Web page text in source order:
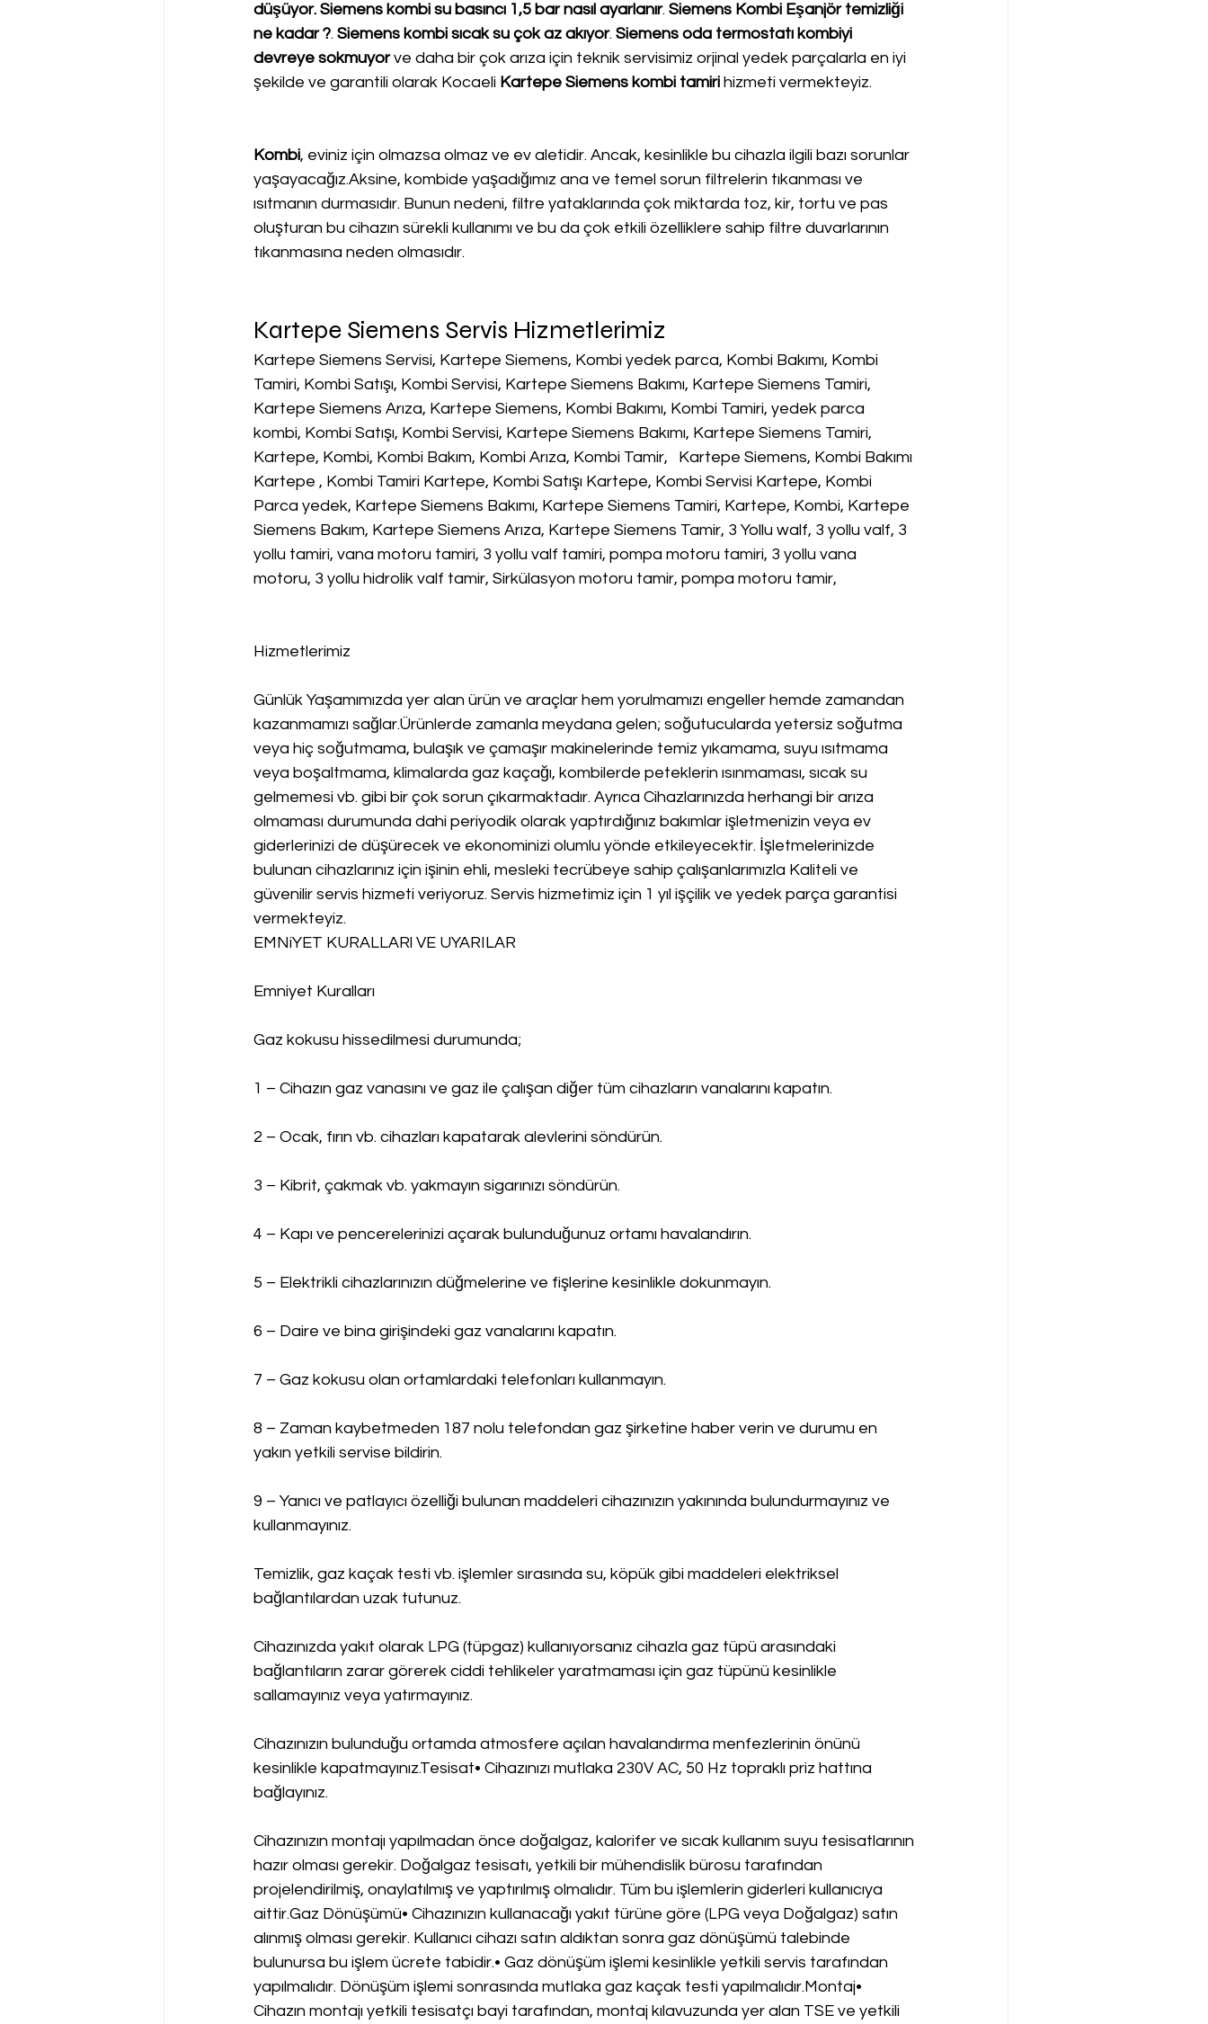
düşüyor. Siemens kombi su basıncı 1,5 bar nasıl ayarlanır. Siemens Kombi Eşanjör temizliği
ne kadar ?. Siemens kombi sıcak su çok az akıyor. Siemens oda termostatı kombiyi
devreye sokmuyor ve daha bir çok arıza için teknik servisimiz orjinal yedek parçalarla en iyi
şekilde ve garantili olarak Kocaeli Kartepe Siemens kombi tamiri hizmeti vermekteyiz.
Kombi, eviniz için olmazsa olmaz ve ev aletidir. Ancak, kesinlikle bu cihazla ilgili bazı sorunlar
yaşayacağız.Aksine, kombide yaşadığımız ana ve temel sorun filtrelerin tıkanması ve
ısıtmanın durmasıdır. Bunun nedeni, filtre yataklarında çok miktarda toz, kir, tortu ve pas
oluşturan bu cihazın sürekli kullanımı ve bu da çok etkili özelliklere sahip filtre duvarlarının
tıkanmasına neden olmasıdır.
Kartepe Siemens Servis Hizmetlerimiz
Kartepe Siemens Servisi, Kartepe Siemens, Kombi yedek parca, Kombi Bakımı, Kombi
Tamiri, Kombi Satışı, Kombi Servisi, Kartepe Siemens Bakımı, Kartepe Siemens Tamiri,
Kartepe Siemens Arıza, Kartepe Siemens, Kombi Bakımı, Kombi Tamiri, yedek parca
kombi, Kombi Satışı, Kombi Servisi, Kartepe Siemens Bakımı, Kartepe Siemens Tamiri,
Kartepe, Kombi, Kombi Bakım, Kombi Arıza, Kombi Tamir,   Kartepe Siemens, Kombi Bakımı
Kartepe , Kombi Tamiri Kartepe, Kombi Satışı Kartepe, Kombi Servisi Kartepe, Kombi
Parca yedek, Kartepe Siemens Bakımı, Kartepe Siemens Tamiri, Kartepe, Kombi, Kartepe
Siemens Bakım, Kartepe Siemens Arıza, Kartepe Siemens Tamir, 3 Yollu walf, 3 yollu valf, 3
yollu tamiri, vana motoru tamiri, 3 yollu valf tamiri, pompa motoru tamiri, 3 yollu vana
motoru, 3 yollu hidrolik valf tamir, Sirkülasyon motoru tamir, pompa motoru tamir,
Hizmetlerimiz
Günlük Yaşamımızda yer alan ürün ve araçlar hem yorulmamızı engeller hemde zamandan
kazanmamızı sağlar.Ürünlerde zamanla meydana gelen; soğutucularda yetersiz soğutma
veya hiç soğutmama, bulaşık ve çamaşır makinelerinde temiz yıkamama, suyu ısıtmama
veya boşaltmama, klimalarda gaz kaçağı, kombilerde peteklerin ısınmaması, sıcak su
gelmemesi vb. gibi bir çok sorun çıkarmaktadır. Ayrıca Cihazlarınızda herhangi bir arıza
olmaması durumunda dahi periyodik olarak yaptırdığınız bakımlar işletmenizin veya ev
giderlerinizi de düşürecek ve ekonominizi olumlu yönde etkileyecektir. İşletmelerinizde
bulunan cihazlarınız için işinin ehli, mesleki tecrübeye sahip çalışanlarımızla Kaliteli ve
güvenilir servis hizmeti veriyoruz. Servis hizmetimiz için 1 yıl işçilik ve yedek parça garantisi
vermekteyiz.
EMNiYET KURALLARl VE UYARILAR
Emniyet Kuralları
Gaz kokusu hissedilmesi durumunda;
1 – Cihazın gaz vanasını ve gaz ile çalışan diğer tüm cihazların vanalarını kapatın.
2 – Ocak, fırın vb. cihazları kapatarak alevlerini söndürün.
3 – Kibrit, çakmak vb. yakmayın sigarınızı söndürün.
4 – Kapı ve pencerelerinizi açarak bulunduğunuz ortamı havalandırın.
5 – Elektrikli cihazlarınızın düğmelerine ve fişlerine kesinlikle dokunmayın.
6 – Daire ve bina girişindeki gaz vanalarını kapatın.
7 – Gaz kokusu olan ortamlardaki telefonları kullanmayın.
8 – Zaman kaybetmeden 187 nolu telefondan gaz şirketine haber verin ve durumu en
yakın yetkili servise bildirin.
9 – Yanıcı ve patlayıcı özelliği bulunan maddeleri cihazınızın yakınında bulundurmayınız ve
kullanmayınız.
Temizlik, gaz kaçak testi vb. işlemler sırasında su, köpük gibi maddeleri elektriksel
bağlantılardan uzak tutunuz.
Cihazınızda yakıt olarak LPG (tüpgaz) kullanıyorsanız cihazla gaz tüpü arasındaki
bağlantıların zarar görerek ciddi tehlikeler yaratmaması için gaz tüpünü kesinlikle
sallamayınız veya yatırmayınız.
Cihazınızın bulunduğu ortamda atmosfere açılan havalandırma menfezlerinin önünü
kesinlikle kapatmayınız.Tesisat• Cihazınızı mutlaka 230V AC, 50 Hz topraklı priz hattına
bağlayınız.
Cihazınızın montajı yapılmadan önce doğalgaz, kalorifer ve sıcak kullanım suyu tesisatlarının
hazır olması gerekir. Doğalgaz tesisatı, yetkili bir mühendislik bürosu tarafından
projelendirilmiş, onaylatılmış ve yaptırılmış olmalıdır. Tüm bu işlemlerin giderleri kullanıcıya
aittir.Gaz Dönüşümü• Cihazınızın kullanacağı yakıt türüne göre (LPG veya Doğalgaz) satın
alınmış olması gerekir. Kullanıcı cihazı satın aldıktan sonra gaz dönüşümü talebinde
bulunursa bu işlem ücrete tabidir.• Gaz dönüşüm işlemi kesinlikle yetkili servis tarafından
yapılmalıdır. Dönüşüm işlemi sonrasında mutlaka gaz kaçak testi yapılmalıdır.Montaj•
Cihazın montajı yetkili tesisatçı bayi tarafından, montaj kılavuzunda yer alan TSE ve yetkili